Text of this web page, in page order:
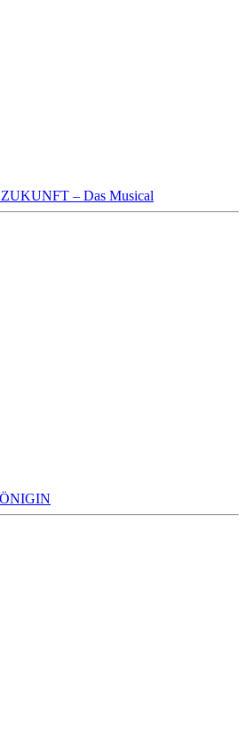
– Das Musical